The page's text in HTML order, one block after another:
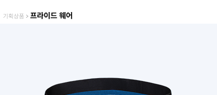
기획상품 > 프라이드 웨어